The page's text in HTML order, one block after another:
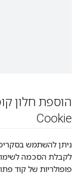
הוספת חלון
Cookie
ניתן להשתמש